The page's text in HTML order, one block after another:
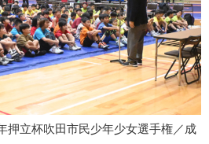
押立杯吹田市民少年少女選手権／成